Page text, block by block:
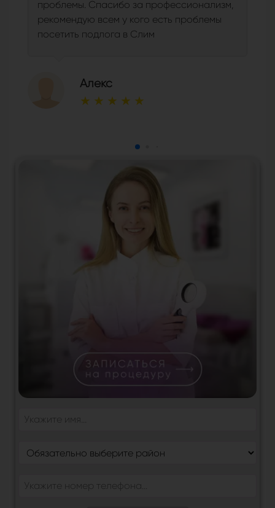
проблемы. Спасибо за профессионализм,
рекомендую всем у кого есть проблемы
посетить подлога в Слим
Алекс